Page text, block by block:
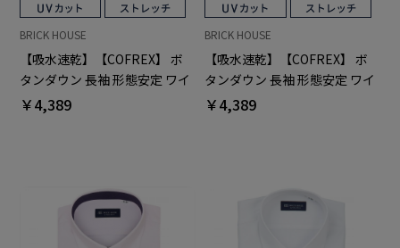
BRICK HOUSE
【吸水速乾】【COFREX】 ボ
タンダウン 長袖 形態安定 ワイ
シャツ
￥4,389
BRICK HOUSE
【吸水速乾】【COFREX】 ボ
タンダウン 長袖 形態安定 ワイ
シャツ
￥4,389